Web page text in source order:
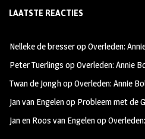
b
oo
k
ag
m
tt
LAATSTE REACTIES
Nelleke de bresseropOverleden:
Peter Tuerlings opOverleden: Annie
Twan de JonghopOverleden: Annie
Jan van Engelenop Probleem met de
Jan en Roos van Engelenop